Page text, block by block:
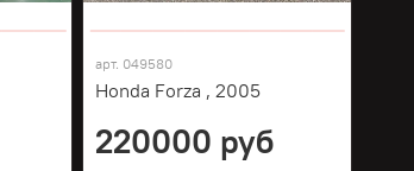
арт. 049580
Honda Forza , 2005
220000 руб